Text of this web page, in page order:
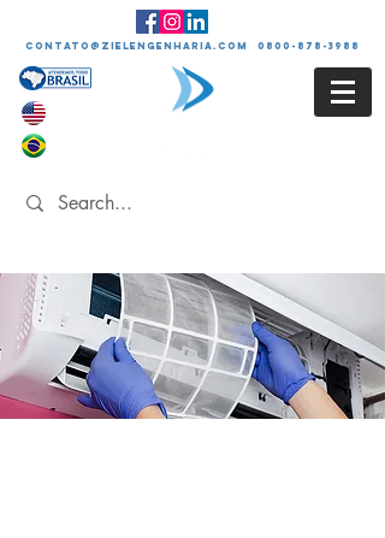
contato@zielengenharia.com 0800-878-3988